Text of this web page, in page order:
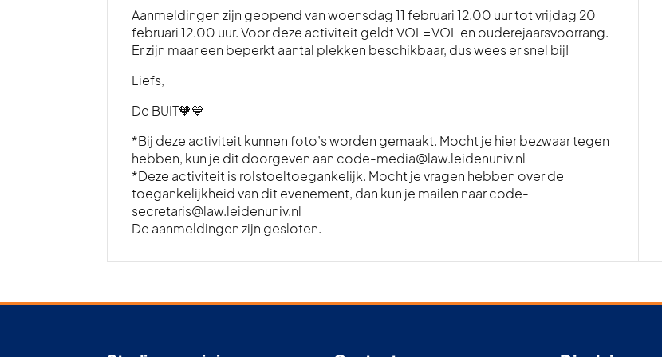
Aanmeldingen zijn geopend van woensdag 11 februari 12.00 uur tot vrijdag 20
februari 12.00 uur. Voor deze activiteit geldt VOL=VOL en ouderejaarsvoorrang.
Er zijn maar een beperkt aantal plekken beschikbaar, dus wees er snel bij!
Liefs,
De BUIT🧡💙
*Bij deze activiteit kunnen foto’s worden gemaakt. Mocht je hier bezwaar tegen
hebben, kun je dit doorgeven aan code-media@law.leidenuniv.nl
*Deze activiteit is rolstoeltoegankelijk. Mocht je vragen hebben over de
toegankelijkheid van dit evenement, dan kun je mailen naar code-
secretaris@law.leidenuniv.nl
De aanmeldingen zijn gesloten.